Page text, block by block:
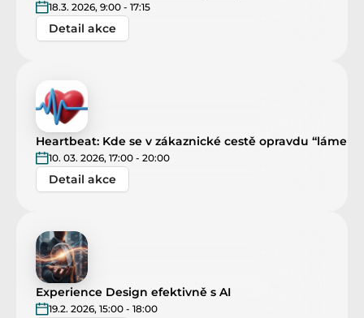
18.3. 2026, 9:00 - 17:15
Detail akce
Heartbeat: Kde se v zákaznické cestě opravdu “láme
10. 03. 2026, 17:00 - 20:00
Detail akce
Experience Design efektivně s AI
19.2. 2026, 15:00 - 18:00